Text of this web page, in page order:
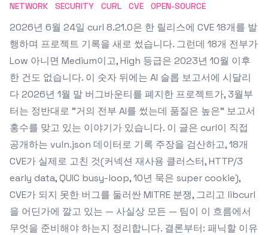
NETWORK SECURITY CURL CVE OPEN-SOURCE
2026년 6월 24일 curl 8.21.0은 한 릴리스에 CVE 18개를 발
행하며 프로젝트 기록을 새로 썼습니다. 그런데 18개 전부가
Low 아니면 Medium이고, High 등급은 2023년 10월 이후
한 건도 없습니다. 이 숫자 뒤에는 AI 슬롭 보고서에 시달리
다 2026년 1월 말 버그바운티를 폐지한 프로젝트가, 3월부
터는 정반대로 "거의 전부 AI를 썼는데 품질은 높은" 보고서
홍수를 맞고 있는 이야기가 있습니다. 이 글은 curl이 직접
공개하는 vuln.json 데이터로 기록 주장을 검산하고, 18개
CVE가 실제로 고친 것(커넥션 재사용 클러스터, HTTP/3
early data, QUIC busy-loop, 10년 묵은 super cookie),
CVE가 되지 못한 버그를 둘러싼 MITRE 분쟁, 그리고 libcurl
을 어딘가에 깔고 있는 — 사실상 모든 — 팀이 이 흐름에서
무엇을 준비해야 하는지 정리합니다. 결론부터: 패닉할 이유